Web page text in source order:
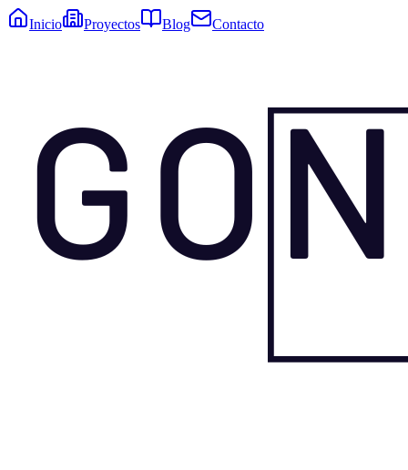
Inicio Proyectos Blog Contacto